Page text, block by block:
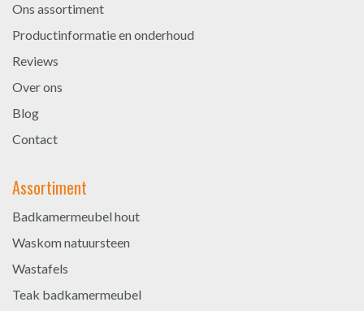
Ons assortiment
Productinformatie en onderhoud
Reviews
Over ons
Blog
Contact
Assortiment
Badkamermeubel hout
Waskom natuursteen
Wastafels
Teak badkamermeubel